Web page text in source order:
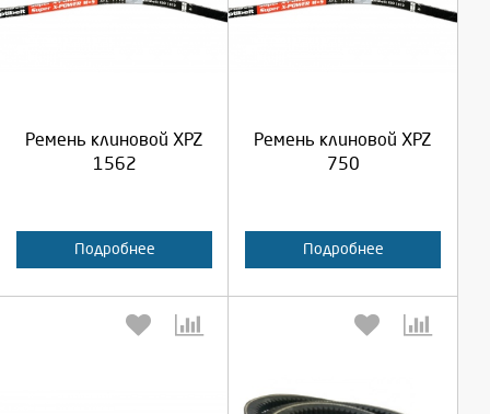
Ремень клиновой XPZ
1562
Подробнее
Выберите количество:
Отмена
Ремень клиновой XPZ
750
Подробнее
Выберите количество:
Отмена